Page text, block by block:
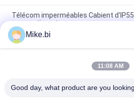
Télécom imperméables Cabient
compartiment
boîte imperméable de l'électronique
télécom 16U de 1000mm
Cabinet électrique extérieur
Mike.bi
11:08 AM
Good day, what product are you